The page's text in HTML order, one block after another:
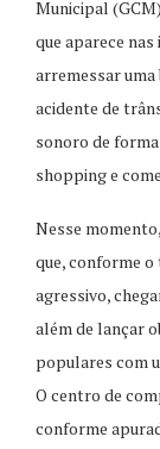
Municipal
que aparece
arremessar
acidente de
sonoro de
shopping e
Nesse
que, conforme
agressivo,
além de lançar
populares com
O centro de
conforme